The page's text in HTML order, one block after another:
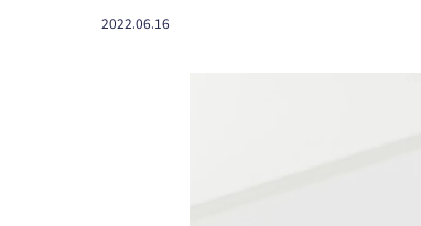
2022.06.16